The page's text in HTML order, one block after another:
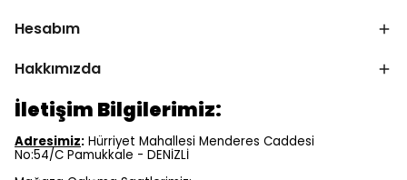
Hesabım
Hakkımızda
İletişim Bilgilerimiz:
Adresimiz: Hürriyet Mahallesi Menderes Caddesi
No:54/C Pamukkale - DENİZLİ